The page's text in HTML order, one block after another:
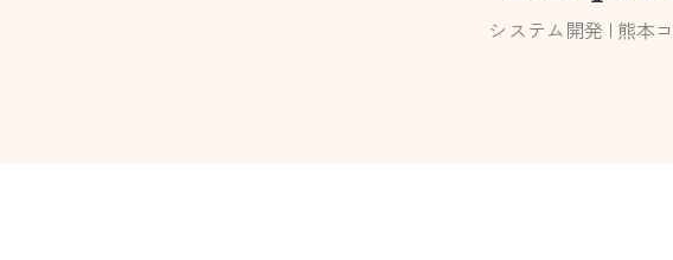
システム開発 | 熊本